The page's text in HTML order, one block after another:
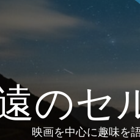
のセ
中心に趣味を語り